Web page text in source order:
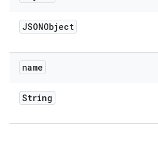
JSONObject
name
String